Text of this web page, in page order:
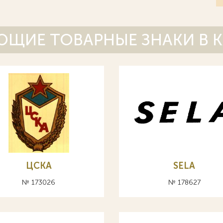
ТОВАРНЫЕ ЗНАКИ В
ЦСКА
№ 173026
SELA
№ 178627